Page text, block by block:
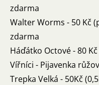
zdarma
Walter Worms - 50 Kč
zdarma
Háďátko Octové - 80
Vířníci - Pijavenka
Trepka Velká - 50Kč